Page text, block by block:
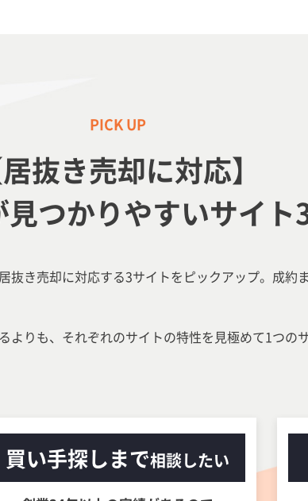
居抜き売却に対応】
見つかりやすいサイト
抜き売却に対応する3サイトをピックアップ。成約
りも、それぞれのサイトの特性を見極めて1つの
買い手探しまで相談したい